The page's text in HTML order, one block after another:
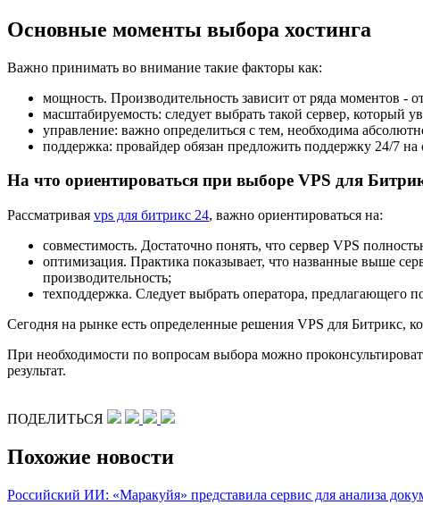
Основные моменты выбора хостинга
Важно принимать во внимание такие факторы как:
мощность. Производительность зависит от ряда моментов -
масштабируемость: следует выбрать такой сервер, который
управление: важно определиться с тем, необходима
поддержка: провайдер обязан предложить поддержку 24/7
На что ориентироваться при выборе VPS для
Рассматривая vps для битрикс 24, важно ориентироваться на:
совместимость. Достаточно понять, что сервер VPS
оптимизация. Практика показывает, что названные выше
производительность;
техподдержка. Следует выбрать оператора,
Сегодня на рынке есть определенные решения VPS для Битрикс,
При необходимости по вопросам выбора можно
результат.
ПОДЕЛИТЬСЯ
Похожие новости
Российский ИИ: «Маракуйя» представила сервис для анализа